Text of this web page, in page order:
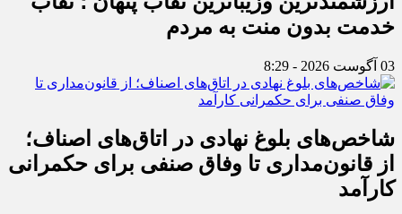
خدمت بدون منت به مردم
03 آگوست 2026 - 8:29
شاخص‌های بلوغ نهادی در اتاق‌های اصناف؛
از قانون‌مداری تا وفاق صنفی برای حکمرانی
کارآمد